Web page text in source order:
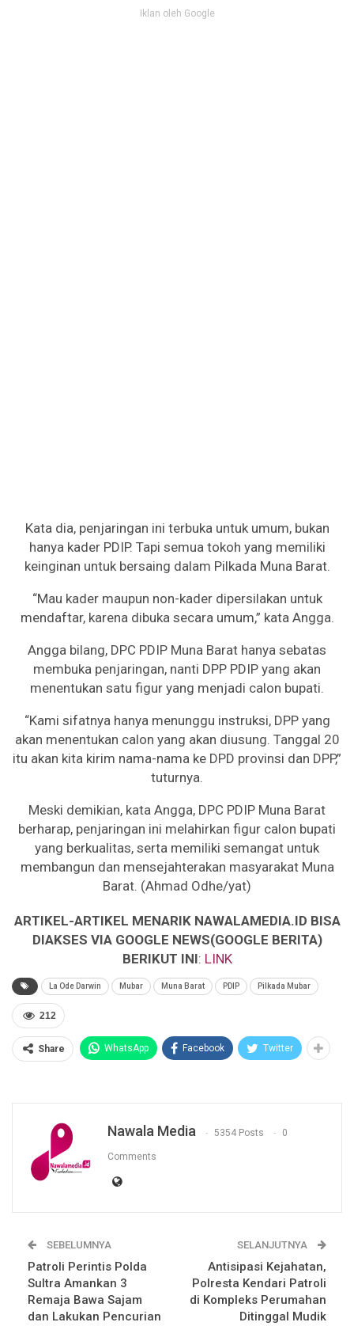
Iklan oleh Google
Kata dia, penjaringan ini terbuka untuk umum, bukan
hanya kader PDIP. Tapi semua tokoh yang memiliki
keinginan untuk bersaing dalam Pilkada Muna Barat.
“Mau kader maupun non-kader dipersilakan untuk
mendaftar, karena dibuka secara umum,” kata Angga.
Angga bilang, DPC PDIP Muna Barat hanya sebatas
membuka penjaringan, nanti DPP PDIP yang akan
menentukan satu figur yang menjadi calon bupati.
“Kami sifatnya hanya menunggu instruksi, DPP yang
akan menentukan calon yang akan diusung. Tanggal 20
itu akan kita kirim nama-nama ke DPD provinsi dan DPP,”
tuturnya.
Meski demikian, kata Angga, DPC PDIP Muna Barat
berharap, penjaringan ini melahirkan figur calon bupati
yang berkualitas, serta memiliki semangat untuk
membangun dan mensejahterakan masyarakat Muna
Barat. (Ahmad Odhe/yat)
ARTIKEL-ARTIKEL MENARIK NAWALAMEDIA.ID BISA
DIAKSES VIA GOOGLE NEWS(GOOGLE BERITA)
BERIKUT INI: LINK
La Ode Darwin Mubar Muna Barat PDIP Pilkada Mubar
212
Share WhatsApp Facebook Twitter
Nawala Media 5354 Posts 0
Comments
SEBELUMNYA
Patroli Perintis Polda
Sultra Amankan 3
Remaja Bawa Sajam
dan Lakukan Pencurian
SELANJUTNYA
Antisipasi Kejahatan,
Polresta Kendari Patroli
di Kompleks Perumahan
Ditinggal Mudik